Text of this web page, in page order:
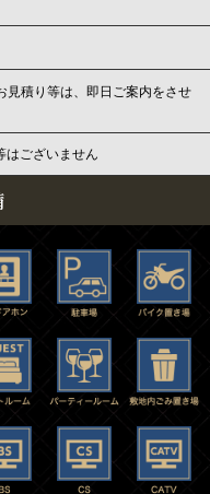
見積り等は、即日ご案内をさせ
はございません